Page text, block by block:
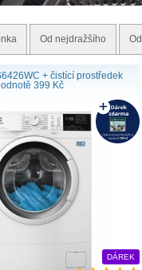
Od nejdražšího
+ čistící prostředek
399 Kč
DÁREK